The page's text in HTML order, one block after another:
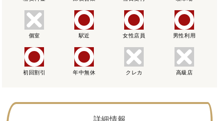
個室 駅近 女性店員 男性利用
初回割引 年中無休 クレカ 高級店